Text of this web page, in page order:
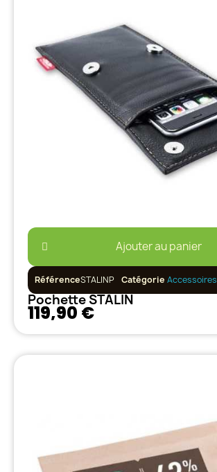
Ajouter au panier
RéférenceSTALINP Catégorie Accessoires
Pochette STALIN
119,90 €